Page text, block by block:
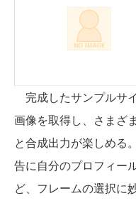
完成したサンプルサ
画像を取得し、さまざ
と合成出力が楽しめる
告に自分のプロフィー
ど、フレームの選択に